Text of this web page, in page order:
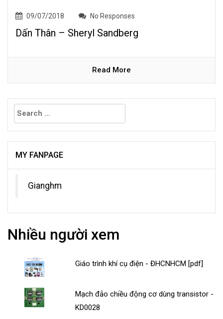
09/07/2018 No Responses
Dấn Thân – Sheryl Sandberg
Read More
Search
for:
MY FANPAGE
Gianghm
Nhiều người xem
Giáo trình khí cụ điện - ĐHCNHCM [pdf]
Mạch đảo chiều động cơ dùng transistor -
KD0028